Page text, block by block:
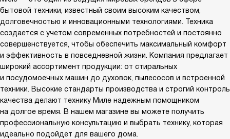
бытовой техники, известный своим высоким качеством,
долговечностью и инновационными технологиями. Техника
создается с учетом современных потребностей и постоянно
совершенствуется, чтобы обеспечить максимальный комфорт
и эффективность в повседневной жизни. Компания предлагает
широкий ассортимент продукции: от стиральных
и посудомоечных машин до духовок, пылесосов и встроенной
техники. Высокие стандарты производства и строгий контроль
качества делают технику Миле надежным помощником
на долгое время. В нашем магазине вы можете получить
профессиональную консультацию и выбрать технику, которая
идеально подойдет для вашего дома.